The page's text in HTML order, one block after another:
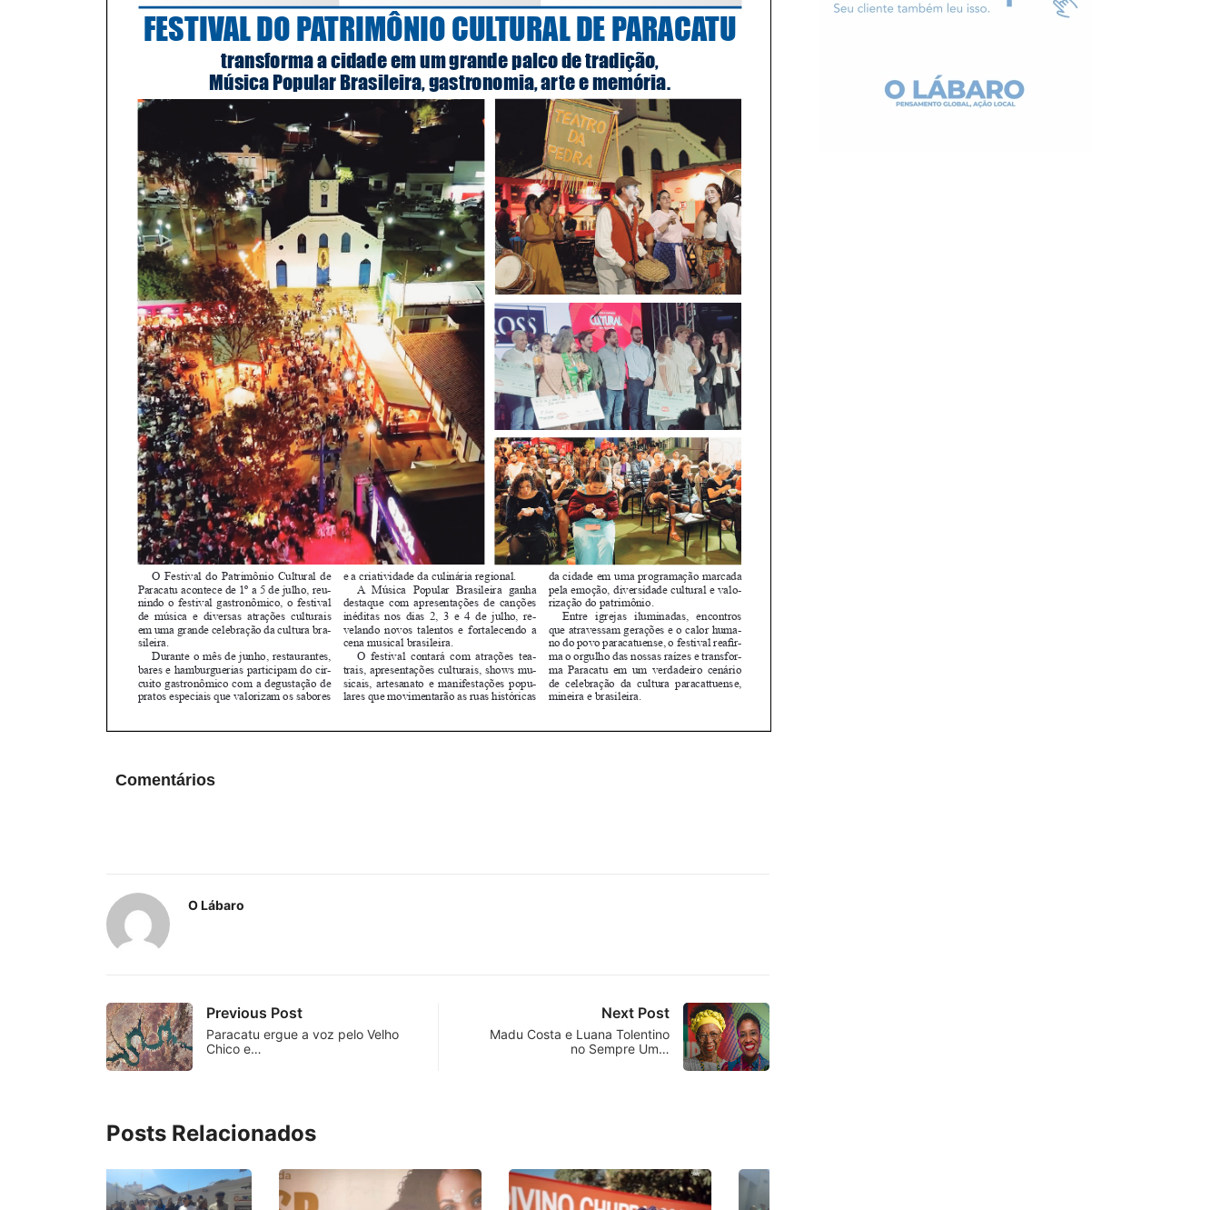
Comentários
O Lábaro
Previous Post
Paracatu ergue a voz pelo Velho
Chico e…
Next Post
Madu Costa e Luana Tolentino
no Sempre Um…
Posts Relacionados